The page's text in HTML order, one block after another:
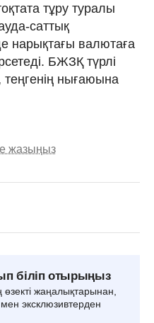
тұру туралы
саттық
нарықтағы валютаға
БЖЗҚ түрлі
теңгенің нығаюына
жазыңыз
біліп отырыңыз
жаңалықтарынан,
эксклюзивтерден